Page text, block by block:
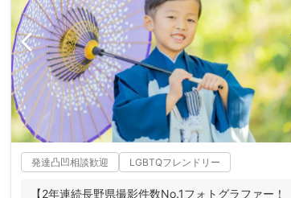
発達凸凹相談歓迎 LGBTQフレンドリー
【2年連続長野県撮影件数No.1フォトグラファー！